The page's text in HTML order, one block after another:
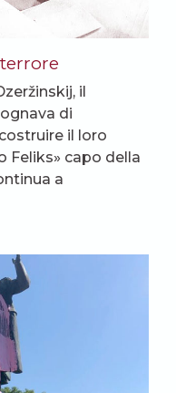
il
di
il loro
Feliks» capo della
a